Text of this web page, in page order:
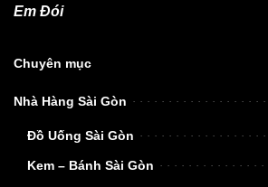
Em Đói
Chuyên mục
Nhà Hàng Sài Gòn
Đồ Uống Sài Gòn
Kem – Bánh Sài Gòn